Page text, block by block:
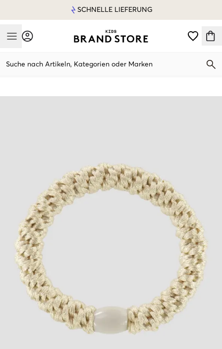
SCHNELLE LIEFERUNG
Mobile Menu
Suche nach Artikeln, Kategorien oder Marken